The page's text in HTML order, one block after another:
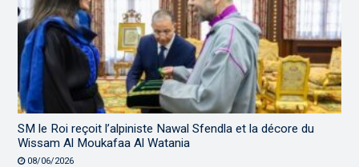
SM le Roi reçoit l’alpiniste Nawal Sfendla et la décore du
Wissam Al Moukafaa Al Watania
08/06/2026